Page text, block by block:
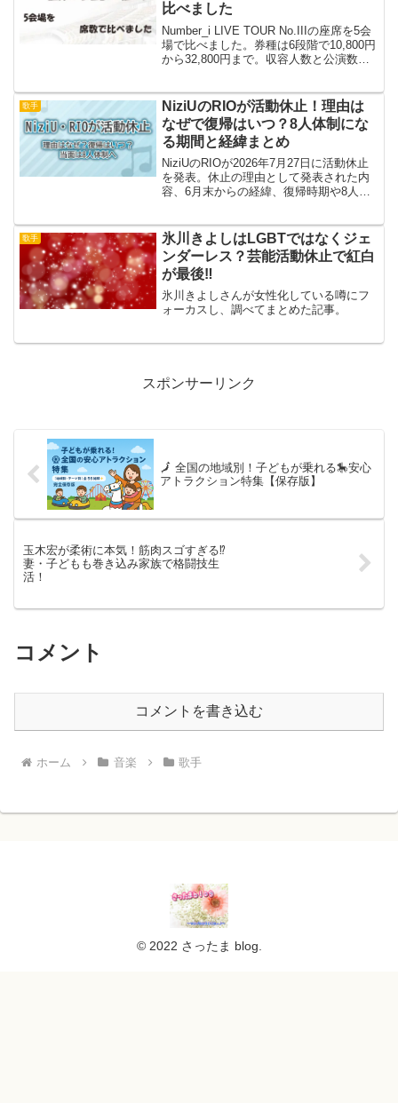
比べました
Number_i LIVE TOUR No.IIIの座席を5会
場で比べました。券種は6段階で10,800円
から32,800円まで。収容人数と公演数か
で、公表されている数字だけで整理して
います。
歌手
NiziUのRIOが活動休止！理由は
なぜで復帰はいつ？8人体制にな
る期間と経緯まとめ
NiziUのRIOが2026年7月27日に活動休止
を発表。休止の理由として発表された内
容、6月末からの経緯、復帰時期や8人体
歌手
氷川きよしはLGBTではなくジェ
ンダーレス？芸能活動休止で紅白
が最後‼︎
氷川きよしさんが女性化している噂にフ
ォーカスし、調べてまとめた記事。
スポンサーリンク
🗾 全国の地域別！子どもが乗れる🎠安心
アトラクション特集【保存版】
玉木宏が柔術に本気！筋肉スゴすぎる⁉️
妻・子どもも巻き込み家族で格闘技生
活！
コメント
コメントを書き込む
ホーム 音楽 歌手
© 2022 さったま blog.